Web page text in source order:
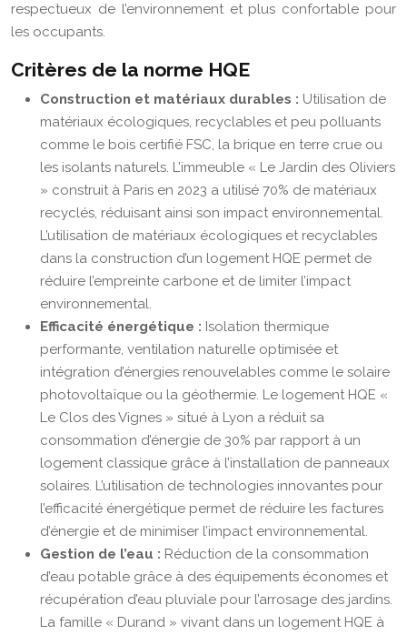
respectueux de l’environnement et plus confortable pour
les occupants.
Critères de la norme HQE
Construction et matériaux durables : Utilisation de
matériaux écologiques, recyclables et peu polluants
comme le bois certifié FSC, la brique en terre crue ou
les isolants naturels. L’immeuble « Le Jardin des Oliviers
» construit à Paris en 2023 a utilisé 70% de matériaux
recyclés, réduisant ainsi son impact environnemental.
L’utilisation de matériaux écologiques et recyclables
dans la construction d’un logement HQE permet de
réduire l’empreinte carbone et de limiter l’impact
environnemental.
Efficacité énergétique : Isolation thermique
performante, ventilation naturelle optimisée et
intégration d’énergies renouvelables comme le solaire
photovoltaïque ou la géothermie. Le logement HQE «
Le Clos des Vignes » situé à Lyon a réduit sa
consommation d’énergie de 30% par rapport à un
logement classique grâce à l’installation de panneaux
solaires. L’utilisation de technologies innovantes pour
l’efficacité énergétique permet de réduire les factures
d’énergie et de minimiser l’impact environnemental.
Gestion de l’eau : Réduction de la consommation
d’eau potable grâce à des équipements économes et
récupération d’eau pluviale pour l’arrosage des jardins.
La famille « Durand » vivant dans un logement HQE à